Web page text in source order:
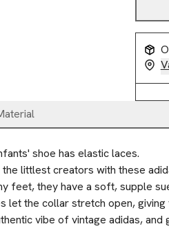
shoe has elastic laces.
littlest creators with these
feet, they have a soft, supple
let the collar stretch open, giving
vibe of vintage adidas, and